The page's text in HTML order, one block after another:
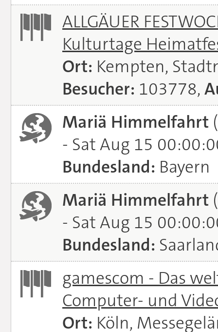
ALLGÄUER
Kulturtage
Ort: Kempten,
Besucher: 103778,
Mariä Himmelfahrt
- Sat Aug 15
Bundesland: Bayern
Mariä Himmelfahrt
- Sat Aug 15
Bundesland:
gamescom - Das
Computer- und
Ort: Köln,